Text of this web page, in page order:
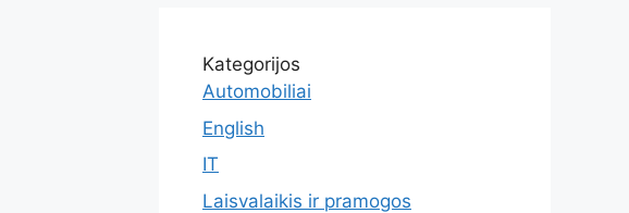
Kategorijos
Automobiliai
English
IT
Laisvalaikis ir pramogos